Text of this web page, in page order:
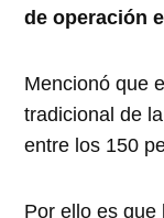
de operación
Mencionó que
tradicional de
entre los 150
Por ello es que